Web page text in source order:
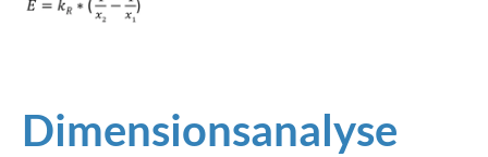
Dimensionsanalyse